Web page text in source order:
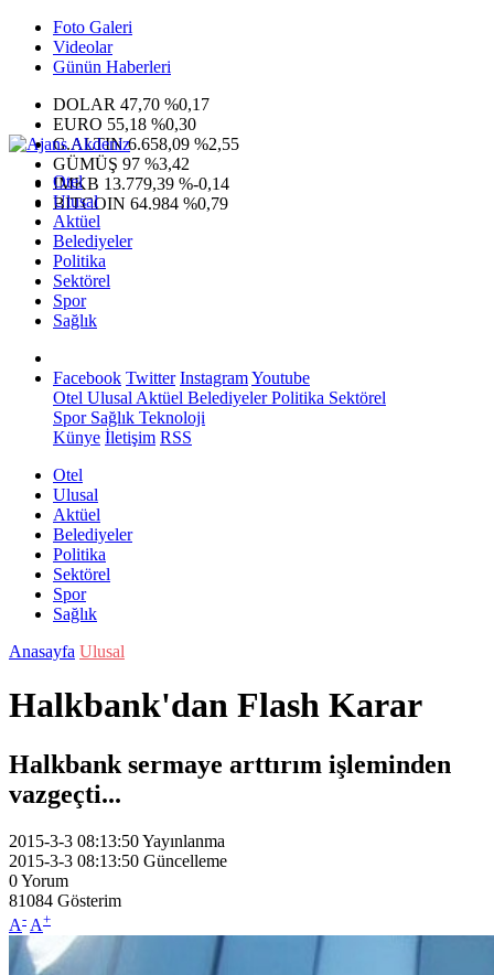
Foto Galeri
Videolar
Günün Haberleri
DOLAR 47,70 %0,17
EURO 55,18 %0,30
G.ALTIN6.658,09 %2,55
GÜMÜŞ 97 %3,42
IMKB 13.779,39 %-0,14
BITCOIN 64.984 %0,79
Otel
Ulusal
Aktüel
Belediyeler
Politika
Sektörel
Spor
Sağlık
Facebook Twitter InstagramYoutube
Otel Ulusal Aktüel BelediyelerPolitika Sektörel
SporSağlık Teknoloji
Künye İletişim RSS
Otel
Ulusal
Aktüel
Belediyeler
Politika
Sektörel
Spor
Sağlık
Anasayfa Ulusal
Halkbank'dan Flash Karar
Halkbank sermaye arttırım işleminden
vazgeçti...
2015-3-3 08:13:50Yayınlanma
2015-3-3 08:13:50 Güncelleme
0Yorum
81084 Gösterim
A- A+